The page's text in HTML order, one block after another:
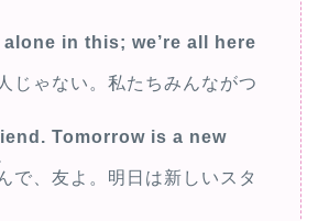
alone in this; we’re all here
じゃない。私たちみんながつ
Tomorrow is a new
で、友よ。明日は新しいスタ